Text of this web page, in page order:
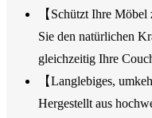
【Schützt Ihre
Sie den natürlichen
gleichzeitig Ihre
【Langlebiges,
Hergestellt aus